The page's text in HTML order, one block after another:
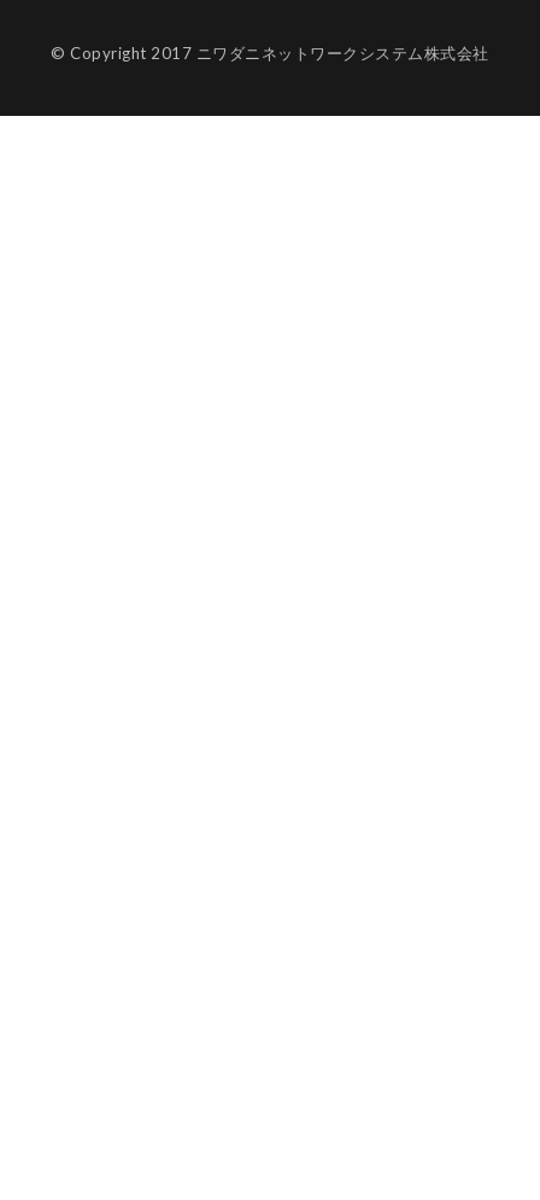
© Copyright 2017 ニワダニネットワークシステム株式会社